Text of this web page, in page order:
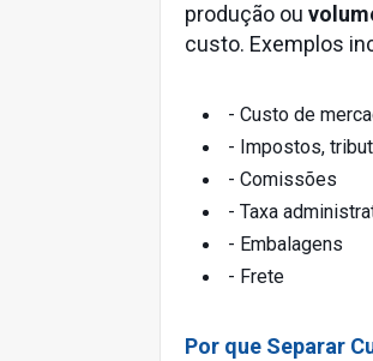
produção ou
custo. Exemplos
- Custo de
- Impostos,
- Comissões
- Taxa
- Embalagens
- Frete
Por que Separar